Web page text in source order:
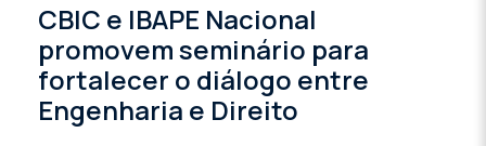
CBIC e IBAPE Nacional
promovem seminário para
fortalecer o diálogo entre
Engenharia e Direito